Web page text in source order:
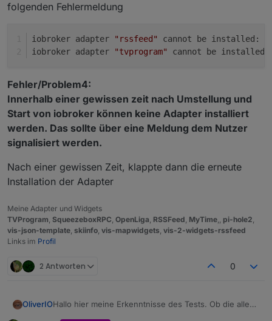
folgenden Fehlermeldung
iobroker adapter "rssfeed"
cannot be installed:
iobroker adapter
"tvprogram" cannot be installed:
Fehler/Problem4:
Innerhalb einer gewissen zeit nach Umstellung und
Start von iobroker können keine Adapter installiert
werden. Das sollte über eine Meldung dem Nutzer
signalisiert werden.
Nach einer gewissen Zeit, klappte dann die erneute
Installation der Adapter
Meine Adapter und Widgets
TVProgram, SqueezeboxRPC, OpenLiga, RSSFeed, MyTime,, pi-hole2,
vis-json-template, skiinfo, vis-mapwidgets, vis-2-widgets-rssfeed
Links im Profil
2 Antworten 0
OliverIOHallo hier meine Erkenntnisse des Tests. Ob die alle